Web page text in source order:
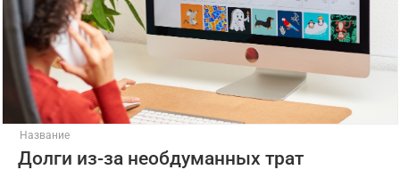
Название
Долги из-за необдуманных трат